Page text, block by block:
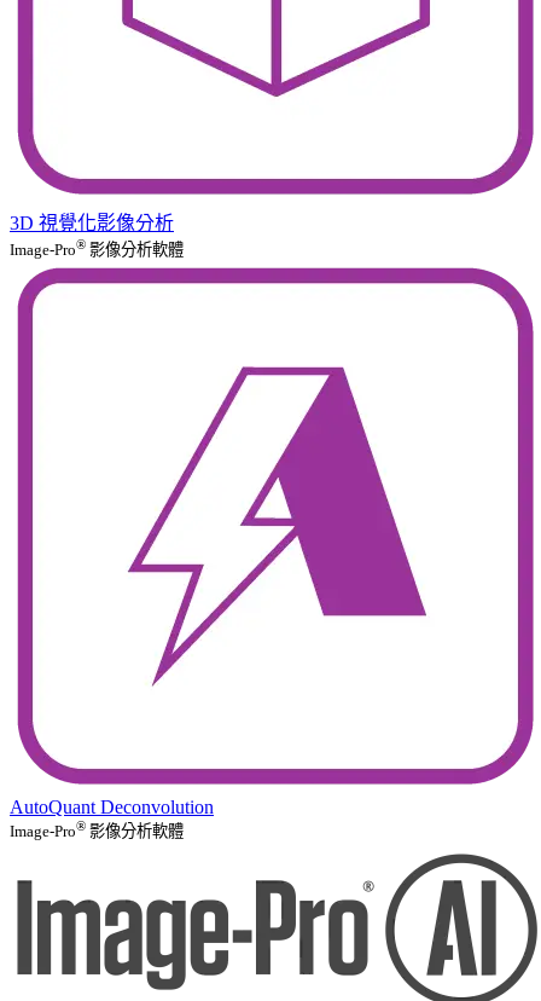
3D 視覺化影像分析
Image-Pro® 影像分析軟體
AutoQuant Deconvolution
Image-Pro® 影像分析軟體